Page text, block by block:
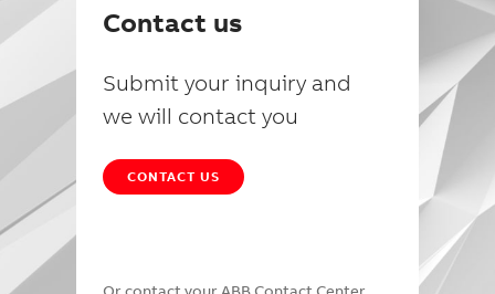
Contact us
Submit your inquiry and
we will contact you
CONTACT US